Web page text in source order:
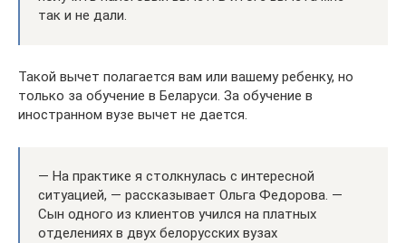
так и не дали.
Такой вычет полагается вам или вашему ребенку, но
только за обучение в Беларуси. За обучение в
иностранном вузе вычет не дается.
— На практике я столкнулась с интересной
ситуацией, — рассказывает Ольга Федорова. —
Сын одного из клиентов учился на платных
отделениях в двух белорусских вузах